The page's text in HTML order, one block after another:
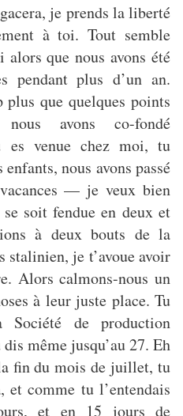
je prends la liberté
à toi. Tout semble
alors que nous avons été
pendant plus d’un an.
plus que quelques points
avons co-fondé
es venue chez moi, tu
nous avons passé
— je veux bien
soit fendue en deux et
à deux bouts de la
stalinien, je t’avoue avoir
Alors calmons-nous un
à leur juste place. Tu
de production
même jusqu’au 27. Eh
fin du mois de juillet, tu
comme tu l’entendais
et en 15 jours de